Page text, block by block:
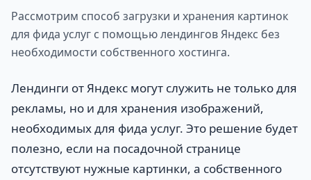
Рассмотрим способ загрузки и хранения картинок
для фида услуг с помощью лендингов Яндекс без
необходимости собственного хостинга.
Лендинги от Яндекс могут служить не только для
рекламы, но и для хранения изображений,
необходимых для фида услуг. Это решение будет
полезно, если на посадочной странице
отсутствуют нужные картинки, а собственного